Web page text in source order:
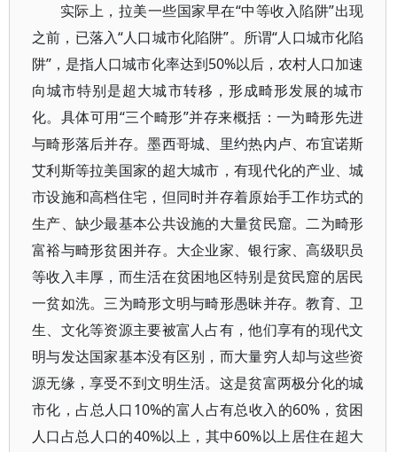
实际上，拉美一些国家早在“中等收入陷阱”出现
之前，已落入“人口城市化陷阱”。所谓“人口城市化陷
阱”，是指人口城市化率达到50%以后，农村人口加速
向城市特别是超大城市转移，形成畸形发展的城市
化。具体可用“三个畸形”并存来概括：一为畸形先进
与畸形落后并存。墨西哥城、里约热内卢、布宜诺斯
艾利斯等拉美国家的超大城市，有现代化的产业、城
市设施和高档住宅，但同时并存着原始手工作坊式的
生产、缺少最基本公共设施的大量贫民窟。二为畸形
富裕与畸形贫困并存。大企业家、银行家、高级职员
等收入丰厚，而生活在贫困地区特别是贫民窟的居民
一贫如洗。三为畸形文明与畸形愚昧并存。教育、卫
生、文化等资源主要被富人占有，他们享有的现代文
明与发达国家基本没有区别，而大量穷人却与这些资
源无缘，享受不到文明生活。这是贫富两极分化的城
市化，占总人口10%的富人占有总收入的60%，贫困
人口占总人口的40%以上，其中60%以上居住在超大